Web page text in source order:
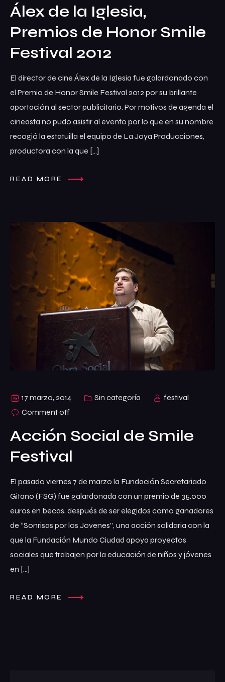
Álex de la Iglesia,
Premios de Honor Smile
Festival 2012
El director de cine Álex de la Iglesia fue galardonado con
el Premio de Honor Smile Festival 2012 por su brillante
aportación al sector publicitario. Por motivos de agenda el
cineasta no pudo asistir al evento por lo que en su nombre
recogió la estatuilla el equipo de La Joya Producciones,
productora con la que […]
READ MORE
17 marzo, 2014 Sin categoría
festival
Comment off
Acción Social de Smile
Festival
El pasado viernes 7 de marzo la Fundación Secretariado
Gitano (FSG) fue galardonada con un premio de 35.000
euros en becas, después de ser elegidos como ganadores
de “Sonrisas por los Jovenes”, una acción solidaria con la
que la Fundación Mundo Ciudad apoya proyectos
sociales que trabajen por la educación de niños y jóvenes
en […]
READ MORE